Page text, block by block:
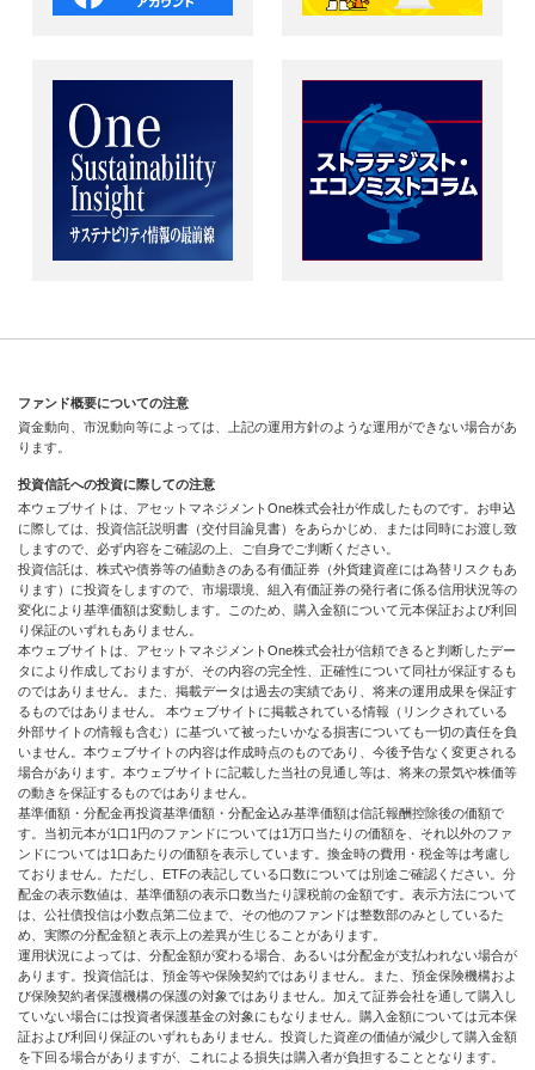
ファンド概要についての注意
資金動向、市況動向等によっては、上記の運用方針のような運用ができない場合があ
ります。
投資信託への投資に際しての注意
本ウェブサイトは、アセットマネジメントOne株式会社が作成したものです。お申込
に際しては、投資信託説明書（交付目論見書）をあらかじめ、または同時にお渡し致
しますので、必ず内容をご確認の上、ご自身でご判断ください。
投資信託は、株式や債券等の値動きのある有価証券（外貨建資産には為替リスクもあ
ります）に投資をしますので、市場環境、組入有価証券の発行者に係る信用状況等の
変化により基準価額は変動します。このため、購入金額について元本保証および利回
り保証のいずれもありません。
本ウェブサイトは、アセットマネジメントOne株式会社が信頼できると判断したデー
タにより作成しておりますが、その内容の完全性、正確性について同社が保証するも
のではありません。また、掲載データは過去の実績であり、将来の運用成果を保証す
るものではありません。 本ウェブサイトに掲載されている情報（リンクされている
外部サイトの情報も含む）に基づいて被ったいかなる損害についても一切の責任を負
いません。本ウェブサイトの内容は作成時点のものであり、今後予告なく変更される
場合があります。本ウェブサイトに記載した当社の見通し等は、将来の景気や株価等
の動きを保証するものではありません。
基準価額・分配金再投資基準価額・分配金込み基準価額は信託報酬控除後の価額で
す。当初元本が1口1円のファンドについては1万口当たりの価額を、それ以外のファ
ンドについては1口あたりの価額を表示しています。換金時の費用・税金等は考慮し
ておりません。ただし、ETFの表記している口数については別途ご確認ください。分
配金の表示数値は、基準価額の表示口数当たり課税前の金額です。表示方法について
は、公社債投信は小数点第二位まで、その他のファンドは整数部のみとしているた
め、実際の分配金額と表示上の差異が生じることがあります。
運用状況によっては、分配金額が変わる場合、あるいは分配金が支払われない場合が
あります。投資信託は、預金等や保険契約ではありません。また、預金保険機構およ
び保険契約者保護機構の保護の対象ではありません。加えて証券会社を通して購入し
ていない場合には投資者保護基金の対象にもなりません。購入金額については元本保
証および利回り保証のいずれもありません。投資した資産の価値が減少して購入金額
を下回る場合がありますが、これによる損失は購入者が負担することとなります。